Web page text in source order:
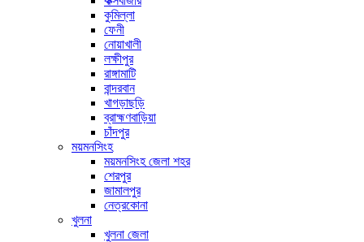
কুমিল্লা
ফেনী
নোয়াখালী
লক্ষীপুর
রাঙ্গামাটি
বান্দরবান
খাগড়াছড়ি
ব্রাহ্মণবাড়িয়া
চাঁদপুর
ময়মনসিংহ
ময়মনসিংহ জেলা শহর
শেরপুর
জামালপুর
নেত্রকোনা
খুলনা
খুলনা জেলা